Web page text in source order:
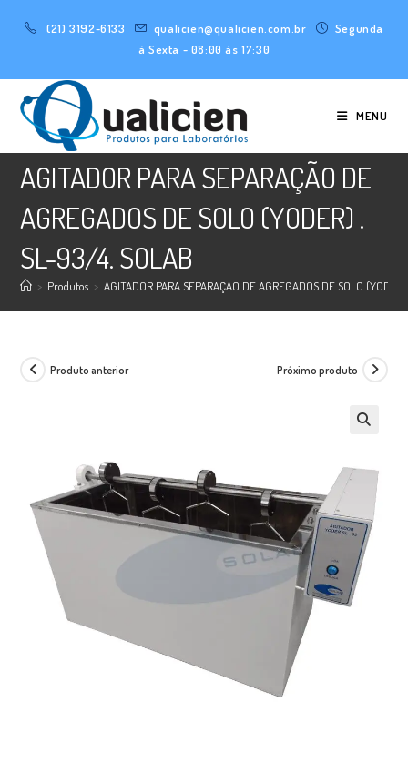
conteúdo
(21) 3192-6133 qualicien@qualicien.com.br
Segunda
à Sexta - 08:00 às 17:30
MENU
AGITADOR PARA SEPARAÇÃO DE
AGREGADOS DE SOLO (YODER) .
SL-93/4. SOLAB
> Produtos > AGITADOR PARA SEPARAÇÃO DE AGREGADOS DE SOLO
Produto anterior Próximo produto